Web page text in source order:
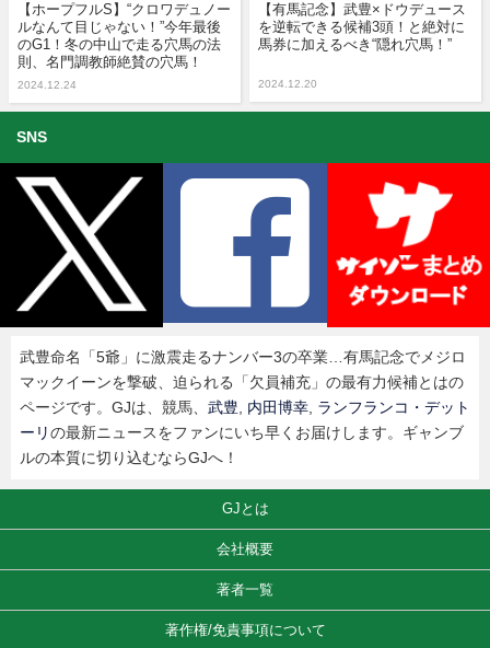
【ホープフルS】“クロワデュノー
ルなんて目じゃない！”今年最後
のG1！冬の中山で走る穴馬の法
則、名門調教師絶賛の穴馬！
2024.12.24
【有馬記念】武豊×ドウデュース
を逆転できる候補3頭！と絶対に
馬券に加えるべき“隠れ穴馬！”
2024.12.20
SNS
武豊命名「5爺」に激震走るナンバー3の卒業…有馬記念でメジロ
マックイーンを撃破、迫られる「欠員補充」の最有力候補とはの
ページです。GJは、競馬、 武豊 内田博幸 ランフランコ・デット
ーリの最新ニュースをファンにいち早くお届けします。ギャンブ
ルの本質に切り込むならGJへ！
GJとは
会社概要
著者一覧
著作権/免責事項について